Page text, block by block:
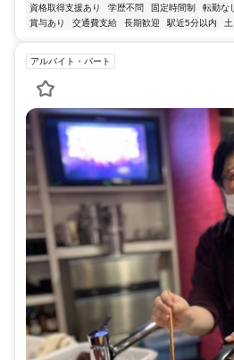
資格取得支援あり 学歴不問 固定時間制 転勤なし
賞与あり
交通費支給 長期歓迎 駅近5分以内
アルバイト・パート